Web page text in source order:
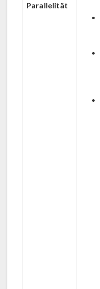
Parallelität